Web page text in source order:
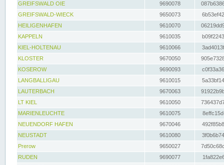
GREIFSWALD OIE
9690078
GREIFSWALD-WIECK
9650073
HEILIGENHAFEN
9610070
KAPPELN
9610035
KIEL-HOLTENAU
9610066
KLOSTER
9670050
KOSEROW
9690093
LANGBALLIGAU
9610015
LAUTERBACH
9670063
LT KIEL
9610050
MARIENLEUCHTE
9610075
NEUENDORF HAFEN
9670046
NEUSTADT
9610080
Prerow
9650027
RUDEN
9690077